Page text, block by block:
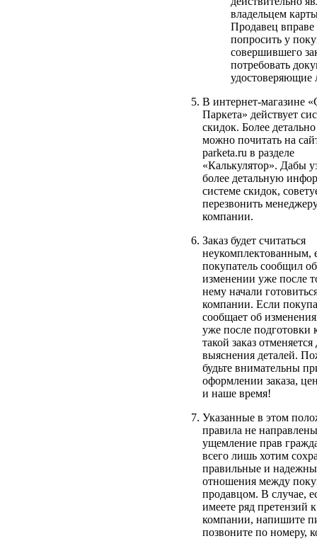
владельцем
Продавец вправе
попросить у
совершившего
потребовать
удостоверяющие
В интернет-магазине
Паркета» действует
скидок. Более
можно почитать на
parketa.ru в разделе
«Калькулятор». Дабы
более детальную
системе скидок,
перезвонить
компании.
Заказ будет считаться
неукомплектованным,
покупатель сообщил
изменении уже после
нему начали
компании. Если
сообщает об
уже после подготовки
такой заказ отменяется
выяснения деталей.
будьте внимательны
оформлении заказа,
и наше время!
Указанные в этом
правила не
ущемление прав
всего лишь хотим
правильные и
отношения между
продавцом. В случае,
имеете ряд претензий
компании, напишите
позвоните по номеру,